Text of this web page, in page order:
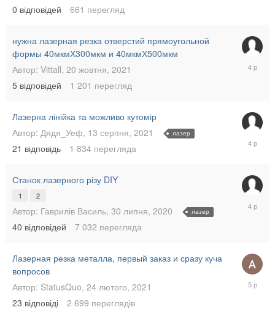
0 відповідей 661 перегляд
нужна лазерная резка отверстий прямоугольной
формы 40мкмХ300мкм и 40мкмХ500мкм
Автор: Vittall, 20 жовтня, 2021
5 відповідей 1 201 перегляд
Лазерна лінійка та можливо кутомір
Автор: Дядя_Уеф, 13 серпня, 2021 лазер
21 відповідь 1 834 перегляда
24
Станок лазерного різу DIY
1 2
Автор: Гаврилів Василь, 30 липня, 2020 лазер
40 відповідей 7 032 перегляда
14
Лазерная резка металла, первый заказ и сразу куча
вопросов
Автор: StatusQuo, 24 лютого, 2021
23 відповіді 2 699 переглядів
14